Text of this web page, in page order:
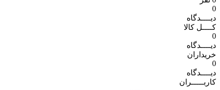
0
دیــــدگاه
کــــل کالا
0
دیــــدگاه
خریداران
0
دیــــدگاه
کاربـــــران